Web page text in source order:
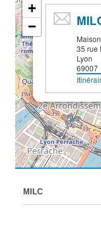
35 rue
Lyon
69007
+
−
MILC